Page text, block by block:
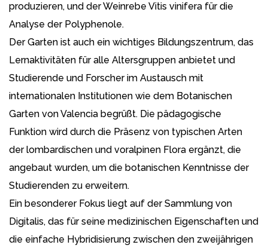
produzieren, und der Weinrebe Vitis vinifera für die
Analyse der Polyphenole.
Der Garten ist auch ein wichtiges Bildungszentrum, das
Lernaktivitäten für alle Altersgruppen anbietet und
Studierende und Forscher im Austausch mit
internationalen Institutionen wie dem Botanischen
Garten von Valencia begrüßt. Die pädagogische
Funktion wird durch die Präsenz von typischen Arten
der lombardischen und voralpinen Flora ergänzt, die
angebaut wurden, um die botanischen Kenntnisse der
Studierenden zu erweitern.
Ein besonderer Fokus liegt auf der Sammlung von
Digitalis, das für seine medizinischen Eigenschaften und
die einfache Hybridisierung zwischen den zweijährigen